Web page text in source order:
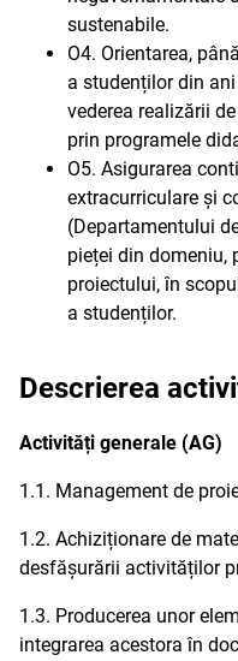
sustenabile.
O4. Orientarea,
a studenților din
vederea realizării
prin programele
O5. Asigurarea
extracurriculare și
(Departamentului
pieței din domeniu,
proiectului, în
a studenților.
Descrierea
Activități generale (AG)
1.1. Management de
1.2. Achiziționare de
desfășurării activităților
1.3. Producerea unor
integrarea acestora în